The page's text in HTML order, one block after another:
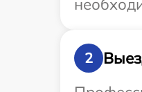
2